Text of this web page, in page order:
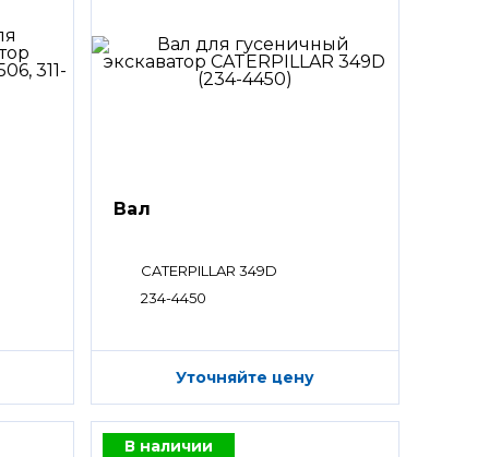
Вал
CATERPILLAR 349D
234-4450
Уточняйте цену
В наличии